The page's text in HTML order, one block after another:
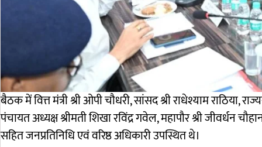
बैठक में वित्त मंत्री श्री ओपी चौधरी, सांसद श्री राधेश्याम राठिया,
पंचायत अध्यक्ष श्रीमती शिखा रविंद्र गवेल, महापौर श्री जीवर्धन
सहित जनप्रतिनिधि एवं वरिष्ठ अधिकारी उपस्थित थे।